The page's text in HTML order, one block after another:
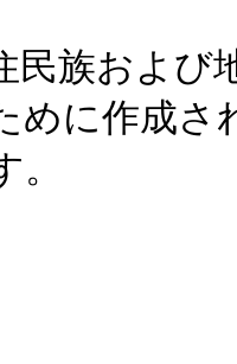
民族および
めに作成